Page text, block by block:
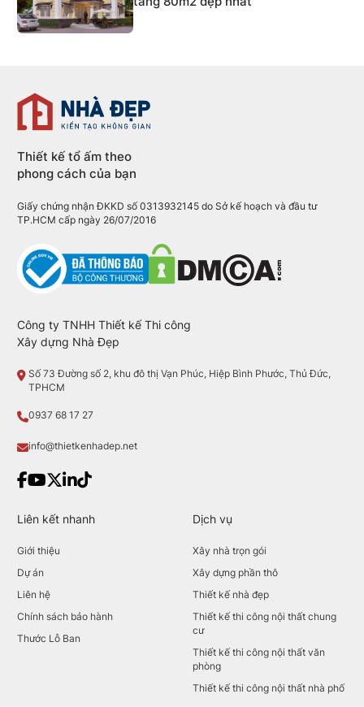
Thiết kế tổ ấm theo
phong cách của bạn
Giấy chứng nhận ĐKKD số 0313932145 do Sở kế hoạch và đầu tư
TP.HCM cấp ngày 26/07/2016
Công ty TNHH Thiết kế Thi công
Xây dựng Nhà Đẹp
Số 73 Đường số 2, khu đô thị Vạn Phúc, Hiệp Bình Phước, Thủ Đức,
TPHCM
0937 68 17 27
info@thietkenhadep.net
Liên kết nhanh
Giới thiệu
Dự án
Liên hệ
Chính sách bảo hành
Thước Lỗ Ban
Dịch vụ
Xây nhà trọn gói
Xây dựng phần thô
Thiết kế nhà đẹp
Thiết kế thi công nội thất chung
cư
Thiết kế thi công nội thất văn
phòng
Thiết kế thi công nội thất nhà phố